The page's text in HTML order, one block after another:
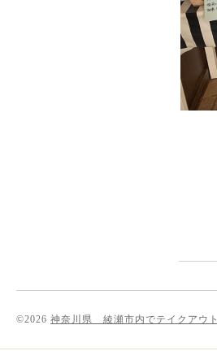
©2026 神奈川県 綾瀬市内でテイクアウト